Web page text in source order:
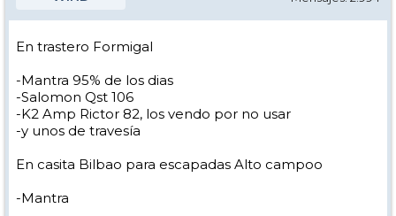
En trastero Formigal
-Mantra 95% de los dias
-Salomon Qst 106
-K2 Amp Rictor 82, los vendo por no usar
-y unos de travesía
En casita Bilbao para escapadas Alto campoo
-Mantra